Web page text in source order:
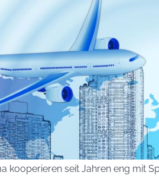
kooperieren seit Jahren eng mit